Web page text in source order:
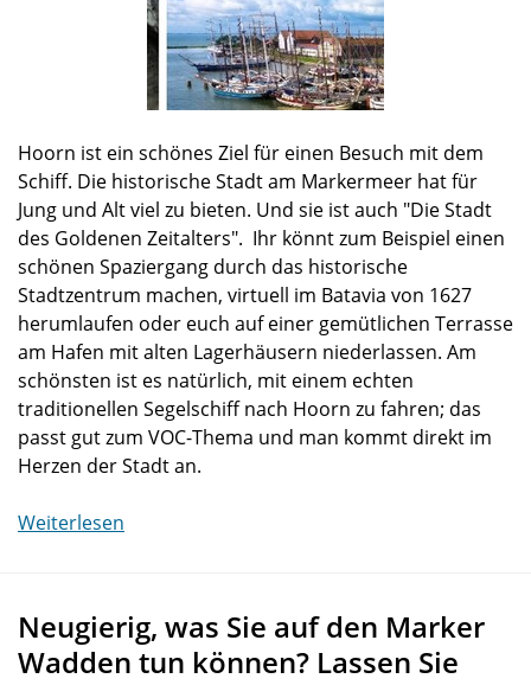
Hoorn ist ein schönes Ziel für einen Besuch mit dem
Schiff. Die historische Stadt am Markermeer hat für
Jung und Alt viel zu bieten. Und sie ist auch "Die Stadt
des Goldenen Zeitalters". Ihr könnt zum Beispiel einen
schönen Spaziergang durch das historische
Stadtzentrum machen, virtuell im Batavia von 1627
herumlaufen oder euch auf einer gemütlichen Terrasse
am Hafen mit alten Lagerhäusern niederlassen. Am
schönsten ist es natürlich, mit einem echten
traditionellen Segelschiff nach Hoorn zu fahren; das
passt gut zum VOC-Thema und man kommt direkt im
Herzen der Stadt an.
Weiterlesen
Neugierig, was Sie auf den Marker
Wadden tun können? Lassen Sie